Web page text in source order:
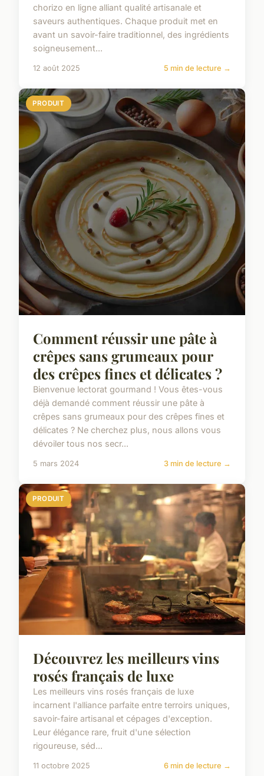
chorizo en ligne alliant qualité artisanale et
saveurs authentiques. Chaque produit met en
avant un savoir-faire traditionnel, des ingrédients
soigneusement...
12 août 2025 5 min de lecture →
PRODUIT
Comment réussir une pâte à
crêpes sans grumeaux pour
des crêpes fines et délicates ?
Bienvenue lectorat gourmand ! Vous êtes-vous
déjà demandé comment réussir une pâte à
crêpes sans grumeaux pour des crêpes fines et
délicates ? Ne cherchez plus, nous allons vous
dévoiler tous nos secr...
5 mars 2024 3 min de lecture →
PRODUIT
Découvrez les meilleurs vins
rosés français de luxe
Les meilleurs vins rosés français de luxe
incarnent l'alliance parfaite entre terroirs uniques,
savoir-faire artisanal et cépages d'exception.
Leur élégance rare, fruit d'une sélection
rigoureuse, séd...
11 octobre 2025 6 min de lecture →